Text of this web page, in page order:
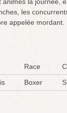
les
appelée mordant.
Race
Boxer